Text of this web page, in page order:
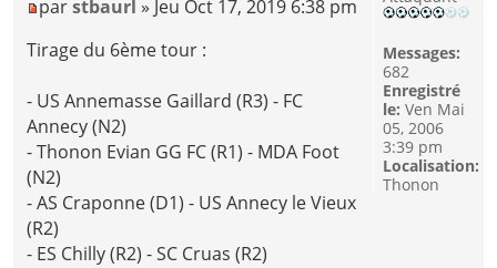
parstbaurl » Jeu Oct 17, 2019 6:38 pm
Tirage du 6ème tour :
- US Annemasse Gaillard (R3) - FC
Annecy (N2)
- Thonon Evian GG FC (R1) - MDA Foot
(N2)
- AS Craponne (D1) - US Annecy le Vieux
(R2)
- ES Chilly (R2) - SC Cruas (R2)
Messages:
682
Enregistré
le: Ven Mai
05, 2006
3:39 pm
Localisation:
Thonon